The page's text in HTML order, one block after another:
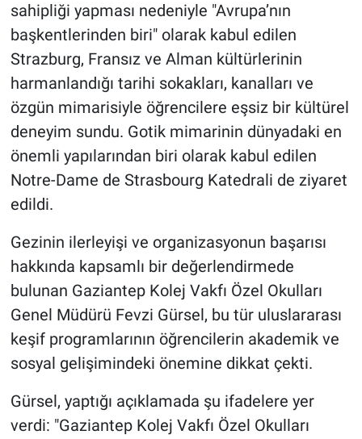
sahipliği yapması nedeniyle "Avrupa’nın
başkentlerinden biri" olarak kabul edilen
Strazburg, Fransız ve Alman kültürlerinin
harmanlandığı tarihi sokakları, kanalları ve
özgün mimarisiyle öğrencilere eşsiz bir kültürel
deneyim sundu. Gotik mimarinin dünyadaki en
önemli yapılarından biri olarak kabul edilen
Notre-Dame de Strasbourg Katedrali de ziyaret
edildi.
Gezinin ilerleyişi ve organizasyonun başarısı
hakkında kapsamlı bir değerlendirmede
bulunan Gaziantep Kolej Vakfı Özel Okulları
Genel Müdürü Fevzi Gürsel, bu tür uluslararası
keşif programlarının öğrencilerin akademik ve
sosyal gelişimindeki önemine dikkat çekti.
Gürsel, yaptığı açıklamada şu ifadelere yer
verdi: "Gaziantep Kolej Vakfı Özel Okulları